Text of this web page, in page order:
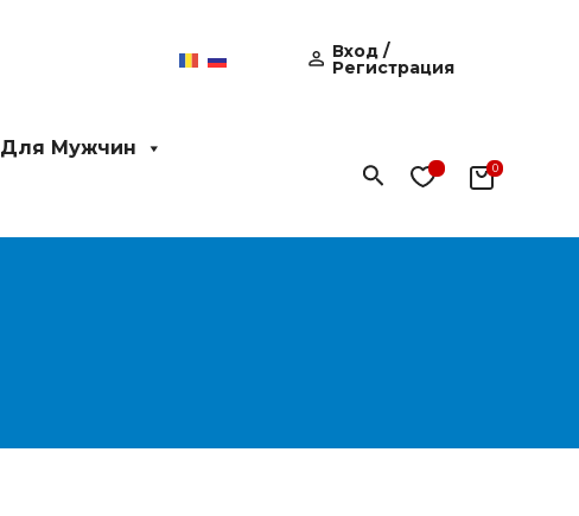
Вход /
Регистрация
Для Мужчин
Поиск